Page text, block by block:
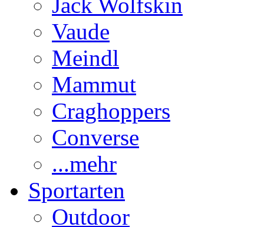
Vaude
Meindl
Mammut
Craghoppers
Converse
...mehr
Sportarten
Outdoor